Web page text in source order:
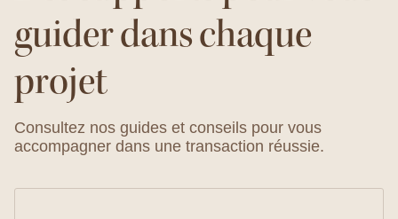
guider dans chaque
projet
Consultez nos guides et conseils pour vous
accompagner dans une transaction réussie.